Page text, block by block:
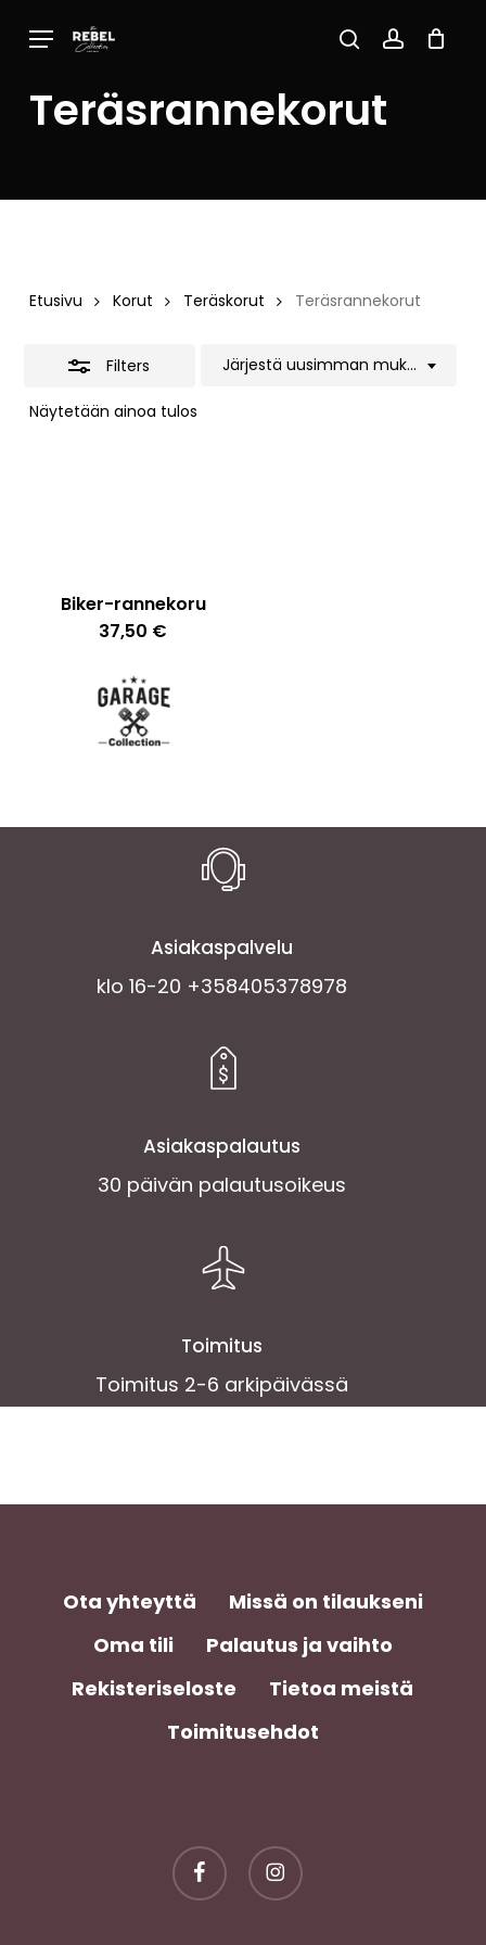
content
Menu Cart Close
Go To Shop
Näytä Ostoskori
Teräsrannekorut
Etusivu Korut Teräskorut Teräsrannekorut
Filters
Näytetään ainoa tulos
Järjestä uusimman mukaan
Close
Biker-rannekoru
37,50 €
Asiakaspalvelu
klo 16-20 +358405378978
Asiakaspalautus
30 päivän palautusoikeus
Toimitus
Toimitus 2-6 arkipäivässä
Ota yhteyttä
Missä on tilaukseni
Oma tili
Palautus ja vaihto
Rekisteriseloste
Tietoa meistä
Toimitusehdot
facebook instagram